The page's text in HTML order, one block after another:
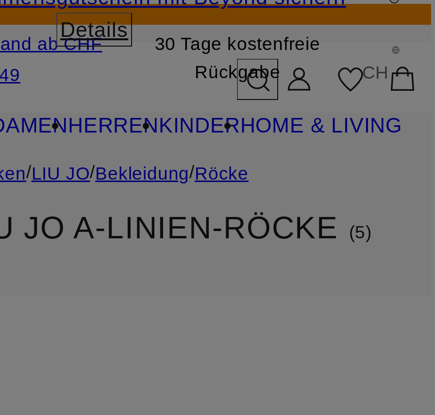
ZUM SUCHFELD ÜBERSPRINGEN
Details
ab CHF
30 Tage kostenfreie
Rückgabe
CH
HERRENKINDERHOME & LIVING
/LIU JO/Bekleidung/Röcke
JO A-LINIEN-RÖCKE 5